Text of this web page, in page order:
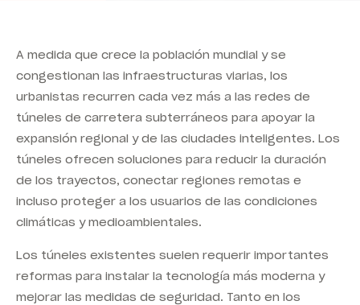
A medida que crece la población mundial y se
congestionan las infraestructuras viarias, los
urbanistas recurren cada vez más a las redes de
túneles de carretera subterráneos para apoyar la
expansión regional y de las ciudades inteligentes. Los
túneles ofrecen soluciones para reducir la duración
de los trayectos, conectar regiones remotas e
incluso proteger a los usuarios de las condiciones
climáticas y medioambientales.
Los túneles existentes suelen requerir importantes
reformas para instalar la tecnología más moderna y
mejorar las medidas de seguridad. Tanto en los